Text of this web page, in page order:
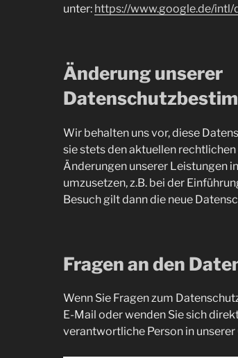
unter: https://www.google.de/
Änderung unserer
Wir behalten uns vor, diese
sie stets den aktuellen
Änderungen unserer Leistungen
umzusetzen, z.B. bei der
Besuch gilt dann die neue
Fragen an den
Wenn Sie Fragen zum
E-Mail oder wenden Sie sich
verantwortliche Person in unserer